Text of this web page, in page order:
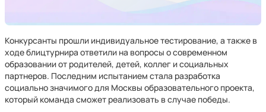
Конкурсанты прошли индивидуальное тестирование, а также в
ходе блицтурнира ответили на вопросы о современном
образовании от родителей, детей, коллег и социальных
партнеров. Последним испытанием стала разработка
социально значимого для Москвы образовательного проекта,
который команда сможет реализовать в случае победы.